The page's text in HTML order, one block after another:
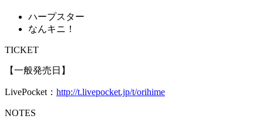
ハープスター
なんキニ！
TICKET
【一般発売日】
LivePocket： http://t.livepocket.jp/t/orihime
NOTES